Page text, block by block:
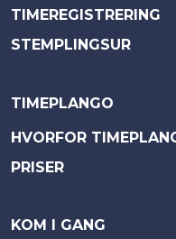
TIMEREGISTRERING
STEMPLINGSUR
TIMEPLANGO
HVORFOR
PRISER
KOM I GANG